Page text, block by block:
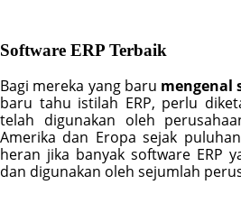
Software ERP Terbaik
Bagi mereka yang baru mengenal
baru tahu istilah ERP, perlu
telah digunakan oleh
Amerika dan Eropa sejak
heran jika banyak software ERP
dan digunakan oleh sejumlah